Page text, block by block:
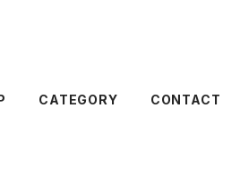
CATEGORY CONTACT